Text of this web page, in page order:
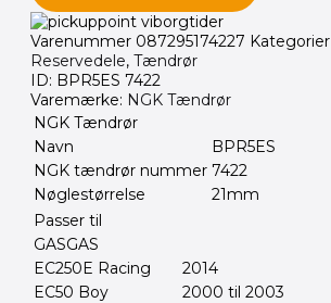
Varenummer 087295174227 Kategorier
Reservedele, Tændrør
ID: BPR5ES 7422
Varemærke: NGK Tændrør
NGK Tændrør
Navn
BPR5ES
NGK tændrør nummer 7422
Nøglestørrelse
21mm
Passer til
GASGAS
EC250E Racing
2014
EC50 Boy
2000 til 2003